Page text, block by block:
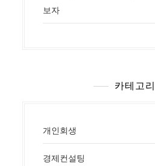
보자
카테고리
개인회생
경제컨설팅